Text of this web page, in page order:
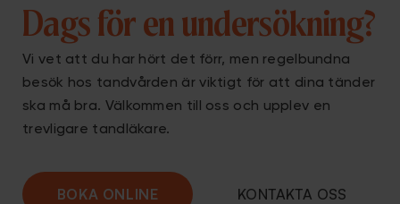
Dags för en undersökning?
Vi vet att du har hört det förr, men regelbundna
besök hos tandvården är viktigt för att dina tänder
ska må bra. Välkommen till oss och upplev en
trevligare tandläkare.
BOKA ONLINE KONTAKTA OSS